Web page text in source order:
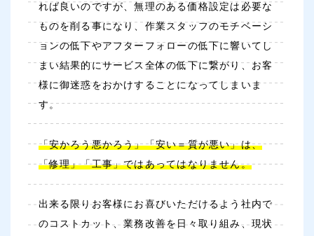
れば良いのですが、無理のある価格設定は必要な
ものを削る事になり、作業スタッフのモチベーシ
ョンの低下やアフターフォローの低下に響いてし
まい結果的にサービス全体の低下に繋がり、お客
様に御迷惑をおかけすることになってしまいま
す。
「安かろう悪かろう」「安い＝質が悪い」は、
「修理」「工事」ではあってはなりません。
出来る限りお客様にお喜びいただけるよう社内で
のコストカット、業務改善を日々取り組み、現状